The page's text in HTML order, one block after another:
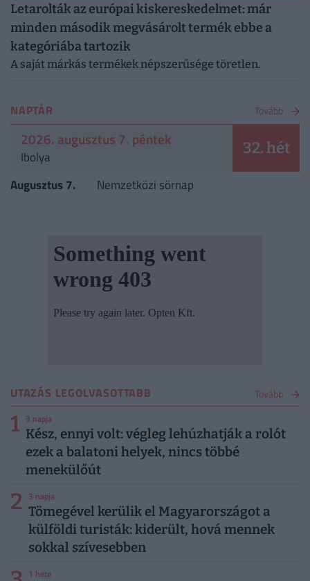
Letarolták az európai kiskereskedelmet: már
minden második megvásárolt termék ebbe a
kategóriába tartozik
A saját márkás termékek népszerűsége töretlen.
NAPTÁR Tovább
2026. augusztus 7. péntek
Ibolya 32. hét
Augusztus 7. Nemzetközi sörnap
UTAZÁS LEGOLVASOTTABB Tovább
1 3 napja
Kész, ennyi volt: végleg lehúzhatják a rolót
ezek a balatoni helyek, nincs többé
menekülőút
2 3 napja
Tömegével kerülik el Magyarországot a
külföldi turisták: kiderült, hová mennek
sokkal szívesebben
1 hete